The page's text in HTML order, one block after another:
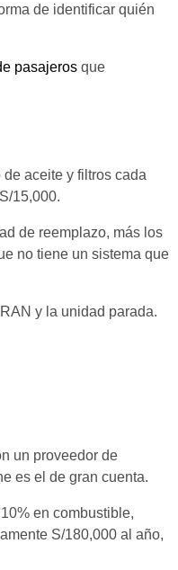
de identificar quién
pasajeros que
aceite y filtros cada
15,000.
de reemplazo, más los
no tiene un sistema que
y la unidad parada.
un proveedor de
es el de gran cuenta.
en combustible,
S/180,000 al año,